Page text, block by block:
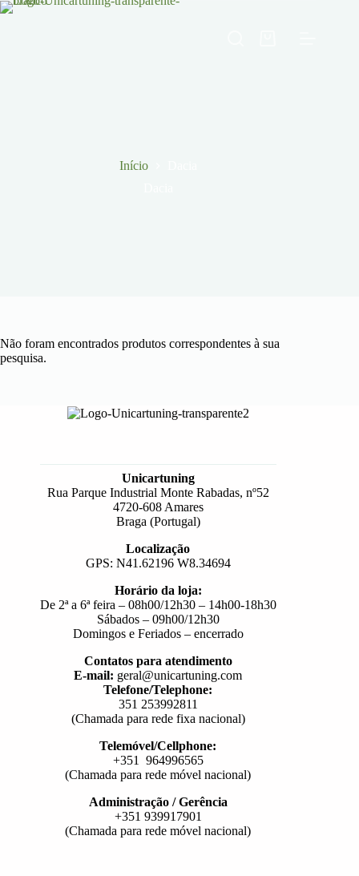
Pular
Início
Não foram encontrados produtos correspondentes à sua
pesquisa.
Unicartuning
Rua Parque Industrial Monte Rabadas, nº52
4720-608 Amares
Braga (Portugal)
Localização
GPS: N41.62196 W8.34694
Horário da loja:
De 2ª a 6ª feira – 08h00/12h30 – 14h00-18h30
Sábados – 09h00/12h30
Domingos e Feriados – encerrado
Contatos para atendimento
E-mail: geral@unicartuning.com
Telefone/Telephone:
351 253992811
(Chamada para rede fixa nacional)
Telemóvel/Cellphone:
+351 964996565
(Chamada para rede móvel nacional)
Administração / Gerência
+351 939917901
(Chamada para rede móvel nacional)